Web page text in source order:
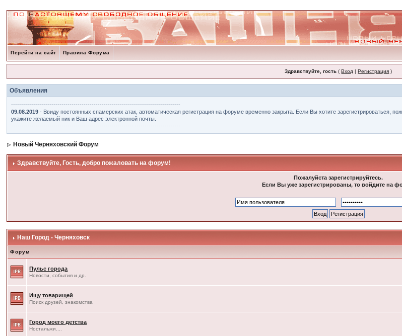
Перейти на сайт Правила Форума
Здравствуйте, гость (Вход |Регистрация )
Объявления
------------------------------------------------------------------------------------
09.08.2019 - Ввиду постоянных спамерских атак, автоматическая регистрация на форуме временно закрыта. Если Вы хотите зарегистрироваться,
укажите желаемый ник и Ваш адрес электронной почты.
------------------------------------------------------------------------------------
Новый Черняховский Форум
Здравствуйте, Гость, добро пожаловать на форум!
Пожалуйста зарегистрируйтесь.
Если Вы уже зарегистрированы, то войдите на
Наш Город - Черняховск
Форум
Пульс города
Новости, события и др.
Ищу товарищей
Поиск друзей, знакомства
Город моего детства
Ностальжи....